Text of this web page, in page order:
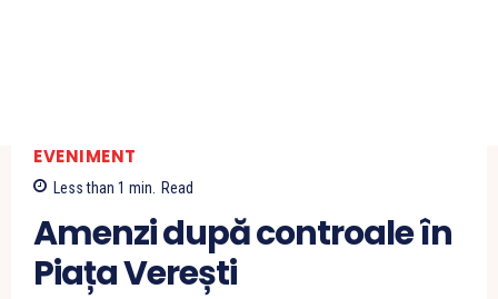
EVENIMENT
Less than 1 min. Read
Amenzi după controale în
Piața Verești